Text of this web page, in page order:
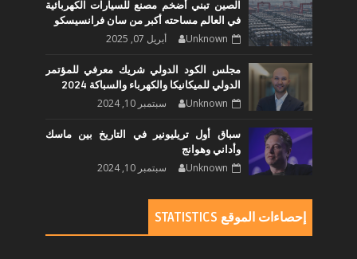
الصين تبني أضخم مصنع للسيارات الكهربائية
في العالم مساحته أكبر من سان فرانسيسكو
Unknown أبريل 07, 2025
مجلس الكود الدولي شريك معرفي للمؤتمر
الدولي للميكانيكا والكهرباء والسباكة 2024
Unknown سبتمبر 10, 2024
سباق أول تريليونير في التاريخ بين ماسك
وأداني وهوانج
Unknown سبتمبر 10, 2024
إحصاءات الموقع STATISTICS